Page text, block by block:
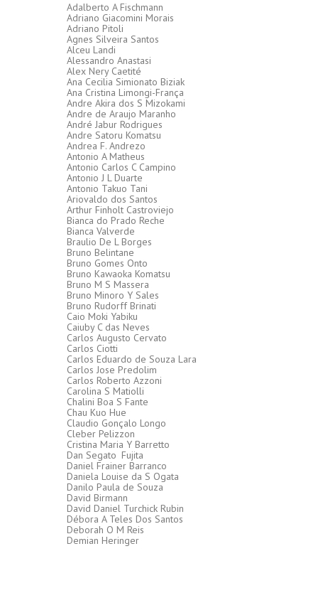
Adalberto A Fischmann
Adriano Giacomini Morais
Adriano Pitoli
Agnes Silveira Santos
Alceu Landi
Alessandro Anastasi
Alex Nery Caetité
Ana Cecilia Simionato Biziak
Ana Cristina Limongi-França
Andre Akira dos S Mizokami
Andre de Araujo Maranho
André Jabur Rodrigues
Andre Satoru Komatsu
Andrea F. Andrezo
Antonio A Matheus
Antonio Carlos C Campino
Antonio J L Duarte
Antonio Takuo Tani
Ariovaldo dos Santos
Arthur Finholt Castroviejo
Bianca do Prado Reche
Bianca Valverde
Braulio De L Borges
Bruno Belintane
Bruno Gomes Onto
Bruno Kawaoka Komatsu
Bruno M S Massera
Bruno Minoro Y Sales
Bruno Rudorff Brinati
Caio Moki Yabiku
Caiuby C das Neves
Carlos Augusto Cervato
Carlos Ciotti
Carlos Eduardo de Souza Lara
Carlos Jose Predolim
Carlos Roberto Azzoni
Carolina S Matiolli
Chalini Boa S Fante
Chau Kuo Hue
Claudio Gonçalo Longo
Cleber Pelizzon
Cristina Maria Y Barretto
Dan Segato Fujita
Daniel Frainer Barranco
Daniela Louise da S Ogata
Danilo Paula de Souza
David Birmann
David Daniel Turchick Rubin
Débora A Teles Dos Santos
Deborah O M Reis
Demian Heringer